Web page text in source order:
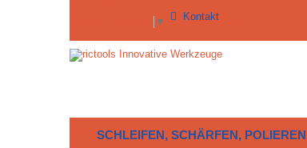
▼ Kontakt
SCHLEIFEN, SCHÄRFEN, POLIEREN